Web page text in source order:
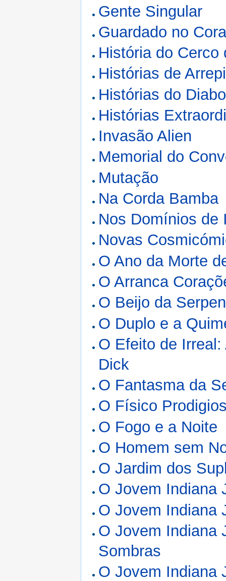
Gente Singular
Guardado no
História do Cerco
Histórias de
Histórias do Diabo
Histórias
Invasão Alien
Memorial do
Mutação
Na Corda Bamba
Nos Domínios de
Novas
O Ano da Morte
O Arranca
O Beijo da
O Duplo e a
O Efeito de
Dick
O Fantasma da
O Físico
O Fogo e a Noite
O Homem sem
O Jardim dos
O Jovem Indiana
O Jovem Indiana
O Jovem Indiana
Sombras
O Jovem Indiana